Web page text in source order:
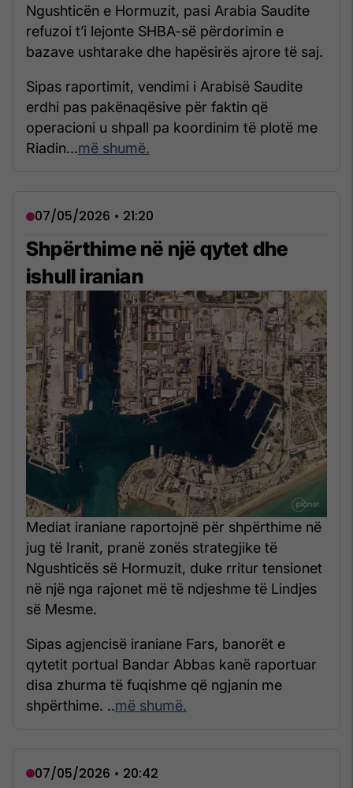
Ngushticën e Hormuzit, pasi Arabia Saudite
refuzoi t’i lejonte SHBA-së përdorimin e
bazave ushtarake dhe hapësirës ajrore të saj.
Sipas raportimit, vendimi i Arabisë Saudite
erdhi pas pakënaqësive për faktin që
operacioni u shpall pa koordinim të plotë me
Riadin...më shumë.
07/05/2026 • 21:20
Shpërthime në një qytet dhe
ishull iranian
Mediat iraniane raportojnë për shpërthime në
jug të Iranit, pranë zonës strategjike të
Ngushticës së Hormuzit, duke rritur tensionet
në një nga rajonet më të ndjeshme të Lindjes
së Mesme.
Sipas agjencisë iraniane Fars, banorët e
qytetit portual Bandar Abbas kanë raportuar
disa zhurma të fuqishme që ngjanin me
shpërthime. ..më shumë.
07/05/2026 • 20:42